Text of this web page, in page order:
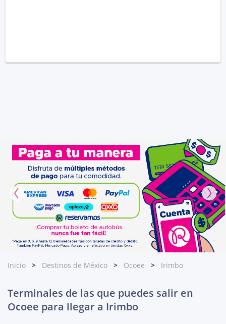
Inicio Destinos de México Ocoee Irimbo
Terminales de las que puedes salir en
Ocoee para llegar a Irimbo